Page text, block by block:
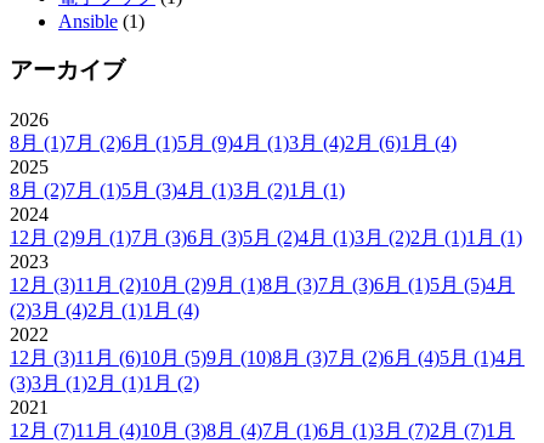
Ansible (1)
アーカイブ
2026
8月 (1)7月 (2)6月 (1)5月 (9)4月 (1)3月 (4)2月 (6)1月 (4)
2025
8月 (2)7月 (1)5月 (3)4月 (1)3月 (2)1月 (1)
2024
12月 (2)9月 (1)7月 (3)6月 (3)5月 (2)4月 (1)3月 (2)2月 (1)1月 (1)
2023
12月 (3)11月 (2)10月 (2)9月 (1)8月 (3)7月 (3)6月 (1)5月 (5)4月
(2)3月 (4)2月 (1)1月 (4)
2022
12月 (3)11月 (6)10月 (5)9月 (10)8月 (3)7月 (2)6月 (4)5月 (1)4月
(3)3月 (1)2月 (1)1月 (2)
2021
12月 (7)11月 (4)10月 (3)8月 (4)7月 (1)6月 (1)3月 (7)2月 (7)1月